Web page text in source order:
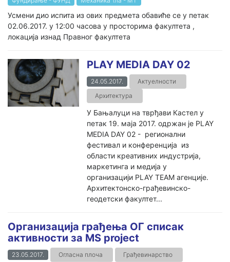
Усмени дио испита из ових предмета обавиће се у петак
02.06.2017. у 12:00 часова у просторима факултета ,
локација изнад Правног факултета
PLAY MEDIA DAY 02
24.05.2017.
Актуелности
Архитектура
У Бањалуци на тврђави Кастел у
петак 19. маја 2017. одржан је PLAY
MEDIA DAY 02 - регионални
фестивал и конференција из
области креативних индустрија,
маркетинга и медија у
организацији PLAY TEAM агенције.
Архитектонско-грађевинско-
геодетски факултет...
Организација грађења ОГ списак
активности за MS project
23.05.2017. Огласна плоча
Грађевинарство